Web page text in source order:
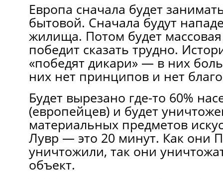
Европа сначала будет
бытовой. Сначала будут
жилища. Потом будет
победит сказать трудно.
«победят дикари» — в них
них нет принципов и нет
Будет вырезано где-то 60%
(европейцев) и будет
материальных предметов
Лувр — это 20 минут. Как они
уничтожили, так они
объект.